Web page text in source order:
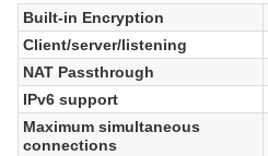
Built-in Encryption
Client/server/listening
NAT Passthrough
IPv6 support
Maximum simultaneous
connections